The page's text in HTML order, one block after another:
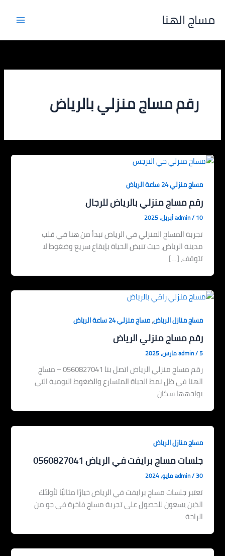
مساج الهنا
رقم مساج منزلي بالرياض
مساج منزلي 24 ساعة الرياض
رقم مساج منزلي بالرياض للرجال
admin/10 أبريل، 2025
تجربة المساج المنزلي في الرياض تبدأ من هنا في قلب
مدينة الرياض، حيث تنبض الحياة بإيقاع سريع وضغوط لا
تتوقف، […]
مساج منازل الرياض,مساج منزلي 24 ساعة الرياض
رقم مساج منزلي الرياض
admin/5 مارس، 2025
رقم مساج منزلي الرياض اتصل بنا 0560827041 – مساج
الهنا في ظل نمط الحياة المتسارع والضغوط اليومية التي
يواجهها سكان
مساج منازل الرياض
جلسات مساج برايفت في الرياض 0560827041
admin/30 مايو، 2024
تعتبر جلسات مساج برايفت في الرياض خيارًا مثاليًا لأولئك
الذين يسعون للحصول على تجربة مساج فاخرة في جو من
الراحة